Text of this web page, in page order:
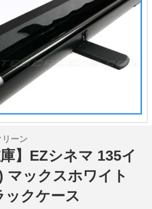
ーン
庫】EZシネマ 135イ
マックスホワイト
ックケース